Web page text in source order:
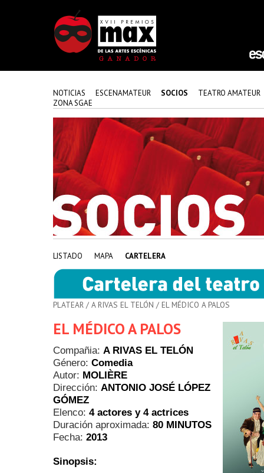
NOTICIAS ESCENAMATEUR SOCIOS
TEATRO AMATEUR
ZONA SGAE
LISTADO MAPA CARTELERA
PLATEAR / A RIVAS EL TELÓN / EL MÉDICO A PALOS
EL MÉDICO A PALOS
Compañia: A RIVAS EL TELÓN
Género: Comedia
Autor: MOLIÈRE
Dirección: ANTONIO JOSÉ LÓPEZ
GÓMEZ
Elenco: 4 actores y 4 actrices
Duración aproximada: 80 MINUTOS
Fecha: 2013
Sinopsis: